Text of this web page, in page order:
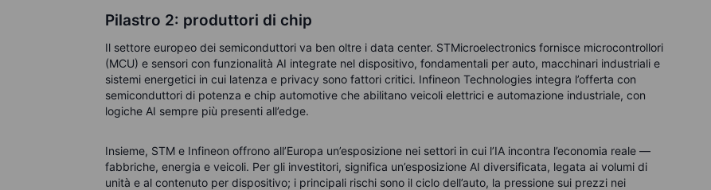
Pilastro 2: produttori di chip
Il settore europeo dei semiconduttori va ben oltre i data center. STMicroelectronics fornisce microcontrollori
(MCU) e sensori con funzionalità AI integrate nel dispositivo, fondamentali per auto, macchinari industriali e
sistemi energetici in cui latenza e privacy sono fattori critici. Infineon Technologies integra l’offerta con
semiconduttori di potenza e chip automotive che abilitano veicoli elettrici e automazione industriale, con
logiche AI sempre più presenti all’edge.
Insieme, STM e Infineon offrono all’Europa un’esposizione nei settori in cui l’IA incontra l’economia reale —
fabbriche, energia e veicoli. Per gli investitori, significa un’esposizione AI diversificata, legata ai volumi di
unità e al contenuto per dispositivo; i principali rischi sono il ciclo dell’auto, la pressione sui prezzi nei